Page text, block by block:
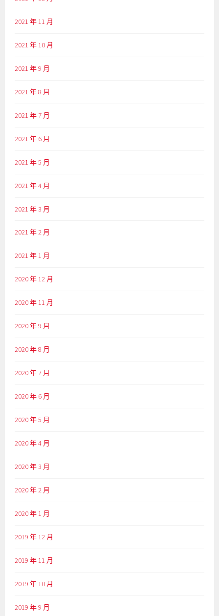
2021 年 11 月
2021 年 10 月
2021 年 9 月
2021 年 8 月
2021 年 7 月
2021 年 6 月
2021 年 5 月
2021 年 4 月
2021 年 3 月
2021 年 2 月
2021 年 1 月
2020 年 12 月
2020 年 11 月
2020 年 9 月
2020 年 8 月
2020 年 7 月
2020 年 6 月
2020 年 5 月
2020 年 4 月
2020 年 3 月
2020 年 2 月
2020 年 1 月
2019 年 12 月
2019 年 11 月
2019 年 10 月
2019 年 9 月